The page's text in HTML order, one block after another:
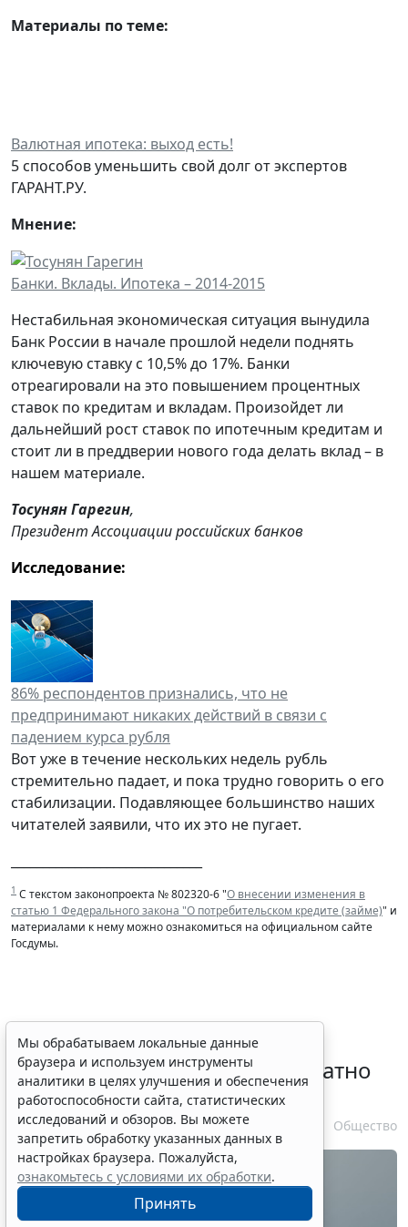
Материалы по теме:
Валютная ипотека: выход есть!
5 способов уменьшить свой долг от экспертов
ГАРАНТ.РУ.
Мнение:
Банки. Вклады. Ипотека – 2014-2015
Нестабильная экономическая ситуация вынудила
Банк России в начале прошлой недели поднять
ключевую ставку с 10,5% до 17%. Банки
отреагировали на это повышением процентных
ставок по кредитам и вкладам. Произойдет ли
дальнейший рост ставок по ипотечным кредитам и
стоит ли в преддверии нового года делать вклад – в
нашем материале.
Тосунян Гарегин,
Президент Ассоциации российских банков
Исследование:
86% респондентов признались, что не
предпринимают никаких действий в связи с
падением курса рубля
Вот уже в течение нескольких недель рубль
стремительно падает, и пока трудно говорить о его
стабилизации. Подавляющее большинство наших
читателей заявили, что их это не пугает.
1 С текстом законопроекта № 802320-6 "О внесении изменения в
статью 1 Федерального закона "О потребительском кредите (займе)" и
материалами к нему можно ознакомиться на официальном сайте
Госдумы.
Временное удостоверение
личности оформляется бесплатно
при утрате паспорта
7 августа 2026 17:55 Общество
Мы обрабатываем локальные данные
браузера и используем инструменты
аналитики в целях улучшения и обеспечения
работоспособности сайта, статистических
исследований и обзоров. Вы можете
запретить обработку указанных данных в
настройках браузера. Пожалуйста,
ознакомьтесь с условиями их обработки.
Принять